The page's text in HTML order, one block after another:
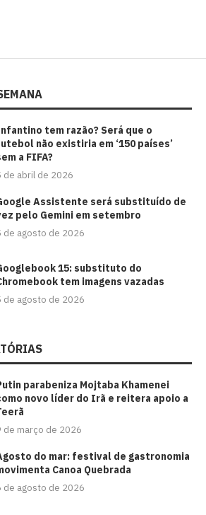
tem razão? Será que o
não existiria em ‘150 países’
a FIFA?
de abril de 2026
Assistente será substituído de
pelo Gemini em setembro
de agosto de 2026
15: substituto do
tem imagens vazadas
de agosto de 2026
parabeniza Mojtaba Khamenei
novo líder do Irã e reitera apoio a
de março de 2026
do mar: festival de gastronomia
Canoa Quebrada
de agosto de 2026